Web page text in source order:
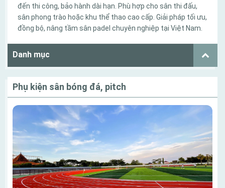
đến thi công, bảo hành dài hạn. Phù hợp cho sân thi đấu,
sân phong trào hoặc khu thể thao cao cấp. Giải pháp tối ưu,
đồng bộ, nâng tầm sân padel chuyên nghiệp tại Việt Nam.
Danh mục
Phụ kiện sân bóng đá, pitch